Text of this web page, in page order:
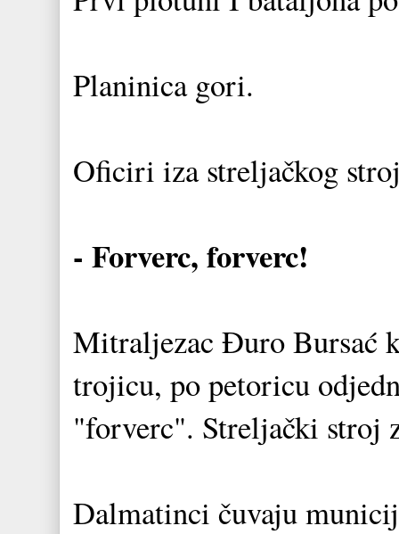
Planinica gori.
Oficiri iza streljačkog
- Forverc, forverc!
Mitraljezac Đuro Bursać
trojicu, po petoricu
"forverc". Streljački stroj
Dalmatinci čuvaju